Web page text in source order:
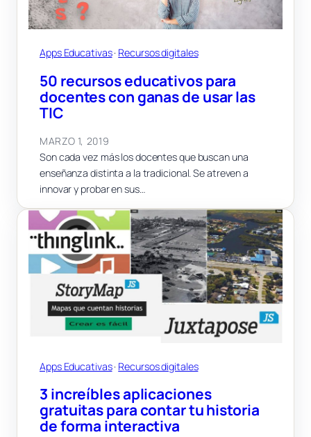
Apps Educativas · Recursos digitales
50 recursos educativos para
docentes con ganas de usar las
TIC
MARZO 1, 2019
Son cada vez más los docentes que buscan una
enseñanza distinta a la tradicional. Se atreven a
innovar y probar en sus…
Apps Educativas · Recursos digitales
3 increíbles aplicaciones
gratuitas para contar tu historia
de forma interactiva